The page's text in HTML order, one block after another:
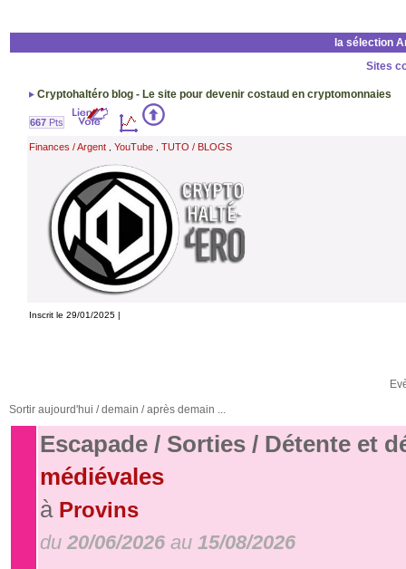
la sélection
Sites
Cryptohaltéro blog - Le site pour devenir costaud en cryptomonnaies
667Pts
Finances / Argent, YouTube, TUTO / BLOGS
Inscrit le 29/01/2025 |
Sortir aujourd'hui / demain / après demain ...
Escapade / Sorties / Détente et
médiévales
à Provins
du 20/06/2026 au 15/08/2026